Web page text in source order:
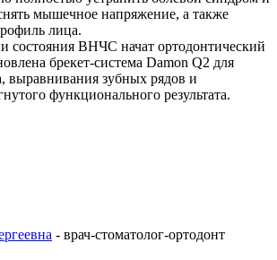
мышечное напряжение, а также
лица.
состояния ВНЧС начат ортодонтический
брекет-система Damon Q2 для
выравнивания зубных рядов и
функционального результата.
- врач-стоматолог-ортодонт